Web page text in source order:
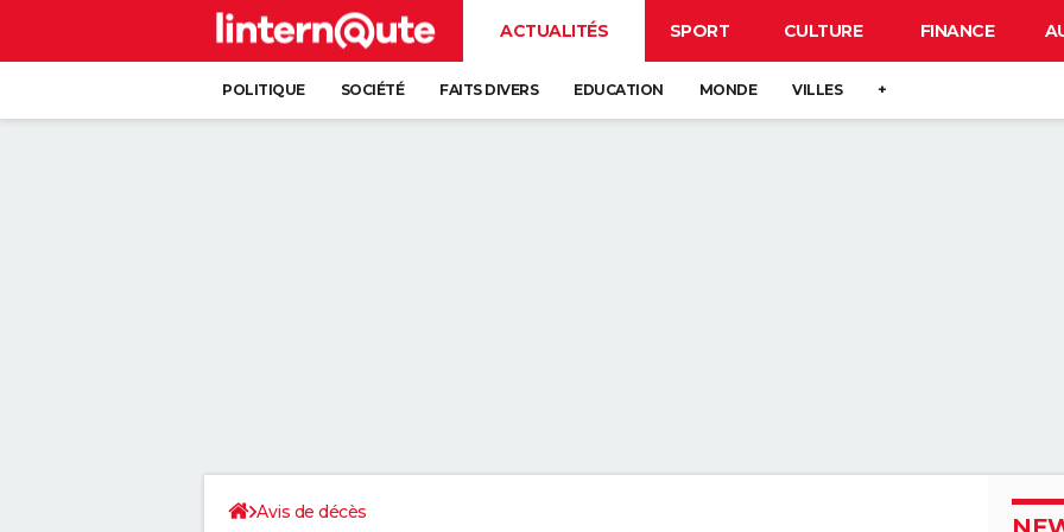
ACTUALITÉS SPORT CULTURE FINANCE
POLITIQUE SOCIÉTÉ FAITS DIVERS EDUCATION MONDE VILLES +
Avis de décès